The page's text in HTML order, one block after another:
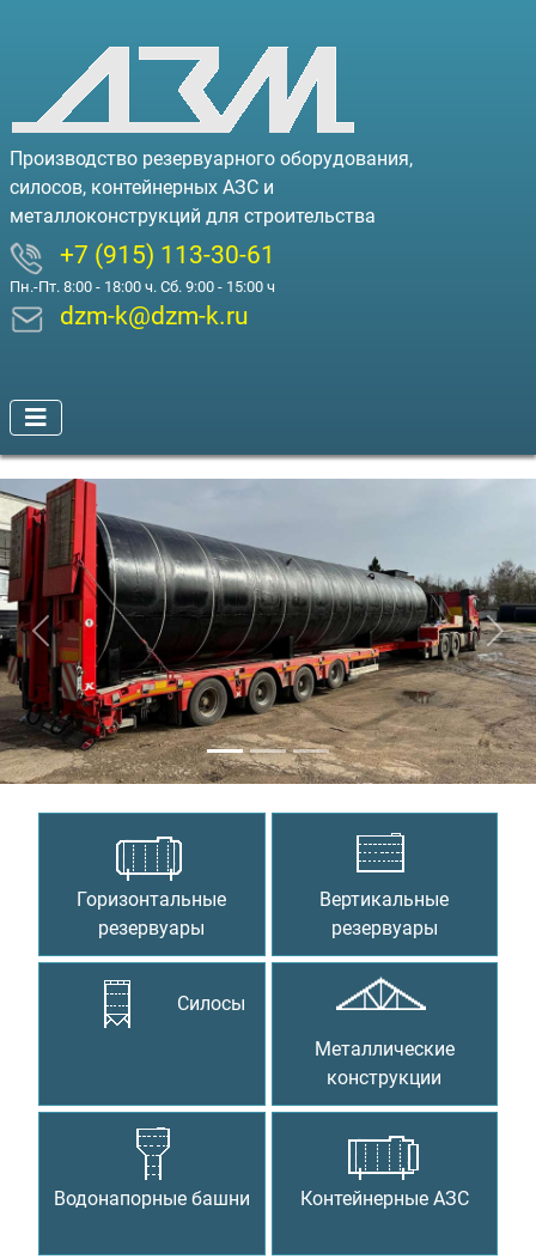
Производство резервуарного оборудования,
силосов, контейнерных АЗС и
металлоконструкций для строительства
+7 (915) 113-30-61
Пн.-Пт. 8:00 - 18:00 ч. Сб. 9:00 - 15:00 ч
dzm-k@dzm-k.ru
Предыдущий
Горизонтальные
резервуары
Вертикальные
резервуары
Силосы
Металлические
конструкции
Водонапорные башни Контейнерные АЗС